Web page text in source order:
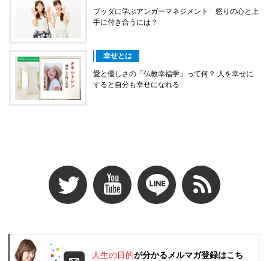
ブッダに学ぶアンガーマネジメント 怒りの心と上
手に付き合うには？
幸せとは
愛と優しさの「仏教幸福学」って何？ 人を幸せに
すると自分も幸せになれる
人生の目的が分かるメルマガ登録はこち